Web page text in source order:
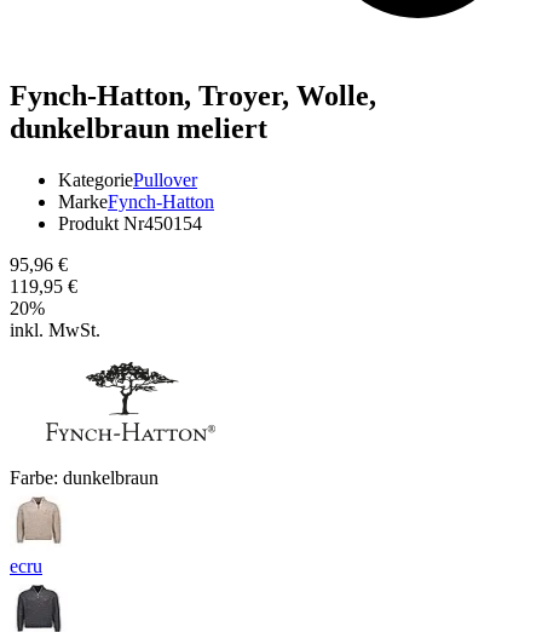
Fynch-Hatton, Troyer, Wolle,
dunkelbraun meliert
KategoriePullover
MarkeFynch-Hatton
Produkt Nr450154
95,96 €
119,95 €
20%
inkl. MwSt.
Farbe: dunkelbraun
ecru